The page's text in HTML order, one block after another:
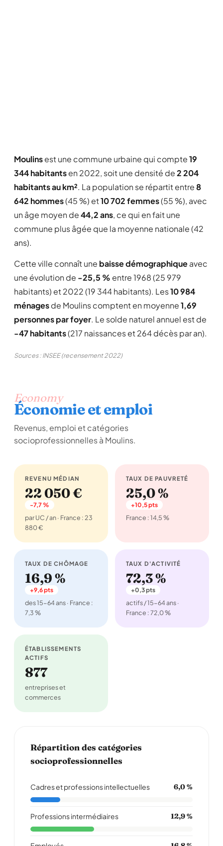
Moulinsest une commune urbaine qui compte19
344 habitantsen 2022, soit une densité de2 204
habitants au km². La population se répartit entre8
642 hommes(45 %) et10 702 femmes(55 %), avec
un âge moyen de44,2 ans, ce qui en fait une
commune plus âgée que la moyenne nationale (42
ans).
Cette ville connaît une baisse démographiqueavec
une évolution de -25,5 % entre 1968 (25 979
habitants) et 2022 (19 344 habitants). Les10 984
ménagesde Moulins comptent en moyenne1,69
personnes par foyer. Le solde naturel annuel est de
-47 habitants(217 naissances et 264 décès par an).
Sources : INSEE (recensement 2022)
Economy
Économie et emploi
Revenus, emploi et catégories
socioprofessionnelles à Moulins.
REVENU MÉDIAN
22 050 €
-7,7 %
par UC / an · France : 23
880 €
TAUX DE PAUVRETÉ
25,0 %
+10,5 pts
France : 14,5 %
TAUX DE CHÔMAGE
16,9 %
+9,6 pts
des 15-64 ans · France :
7,3 %
TAUX D'ACTIVITÉ
72,3 %
+0,3 pts
actifs / 15-64 ans ·
France : 72,0 %
ÉTABLISSEMENTS
ACTIFS
877
entreprises et
commerces
Répartition des catégories
socioprofessionnelles
Cadres et professions intellectuelles 6,0 %
Professions intermédiaires 12,9 %